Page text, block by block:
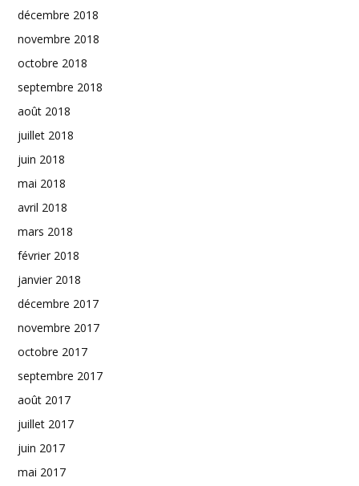
décembre 2018
novembre 2018
octobre 2018
septembre 2018
août 2018
juillet 2018
juin 2018
mai 2018
avril 2018
mars 2018
février 2018
janvier 2018
décembre 2017
novembre 2017
octobre 2017
septembre 2017
août 2017
juillet 2017
juin 2017
mai 2017